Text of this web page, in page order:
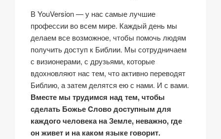
В YouVersion — у нас самые лучшие
профессии во всем мире. Каждый день мы
делаем все возможное, чтобы помочь людям
получить доступ к Библии. Мы сотрудничаем
с визионерами, с друзьями, которые
вдохновляют нас тем, что активно переводят
Библию, а затем делятся ею с нами. И с вами.
Вместе мы трудимся над тем, чтобы
сделать Божье Cлово доступным для
каждого человека на Земле, неважно, где
он живет и на каком языке говорит.